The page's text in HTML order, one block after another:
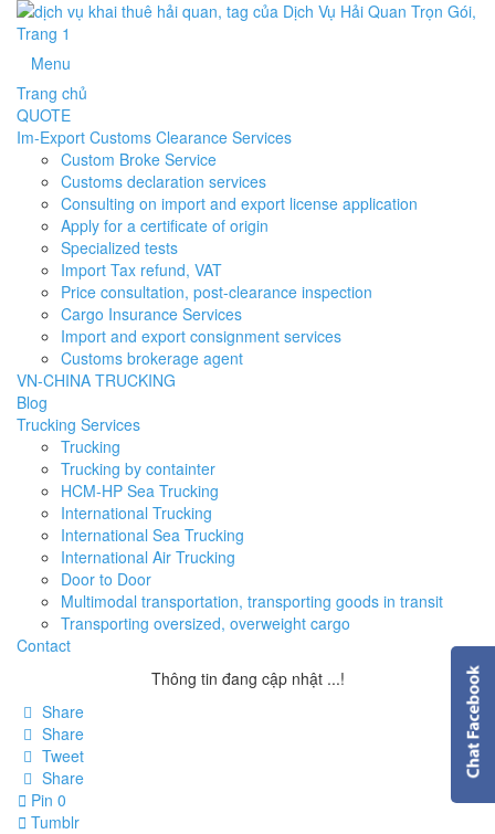
Menu
Trang chủ
QUOTE
Im-Export Customs Clearance Services
Custom Broke Service
Customs declaration services
Consulting on import and export license application
Apply for a certificate of origin
Specialized tests
Import Tax refund, VAT
Price consultation, post-clearance inspection
Cargo Insurance Services
Import and export consignment services
Customs brokerage agent
VN-CHINA TRUCKING
Blog
Trucking Services
Trucking
Trucking by containter
HCM-HP Sea Trucking
International Trucking
International Sea Trucking
International Air Trucking
Door to Door
Multimodal transportation, transporting goods in transit
Transporting oversized, overweight cargo
Contact
Thông tin đang cập nhật ...!
Share
Share
Tweet
Share
Pin 0
Tumblr